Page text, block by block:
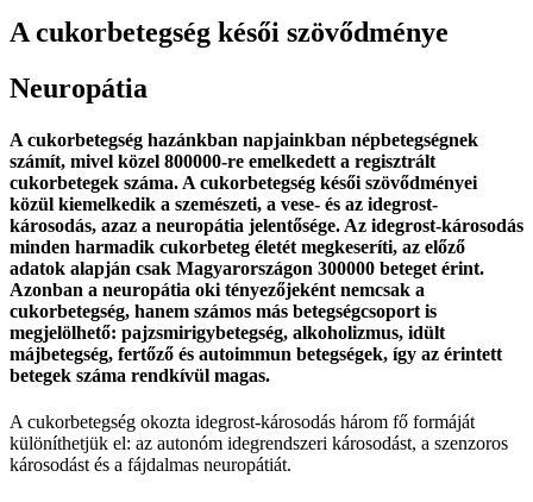
A cukorbetegség késői szövődménye
Neuropátia
A cukorbetegség hazánkban napjainkban népbetegségnek
számít, mivel közel 800000-re emelkedett a regisztrált
cukorbetegek száma. A cukorbetegség késői szövődményei
közül kiemelkedik a szemészeti, a vese- és az idegrost-
károsodás, azaz a neuropátia jelentősége. Az idegrost-károsodás
minden harmadik cukorbeteg életét megkeseríti, az előző
adatok alapján csak Magyarországon 300000 beteget érint.
Azonban a neuropátia oki tényezőjeként nemcsak a
cukorbetegség, hanem számos más betegségcsoport is
megjelölhető: pajzsmirigybetegség, alkoholizmus, idült
májbetegség, fertőző és autoimmun betegségek, így az érintett
betegek száma rendkívül magas.
A cukorbetegség okozta idegrost-károsodás három fő formáját
különíthetjük el: az autonóm idegrendszeri károsodást, a szenzoros
károsodást és a fájdalmas neuropátiát.